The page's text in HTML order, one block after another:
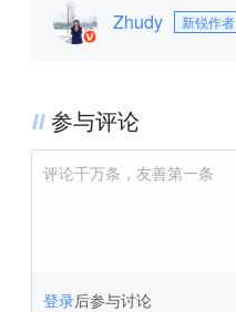
Zhudy 新锐作者
参与评论
评论千万条，友善第一条
登录后参与讨论